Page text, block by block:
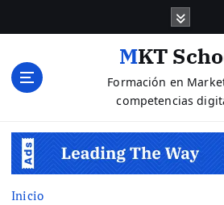
MKT
Formación en
competencias
Inicio